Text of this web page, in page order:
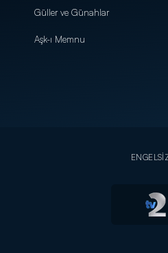
Güller ve Günahlar
Aşk-ı Memnu